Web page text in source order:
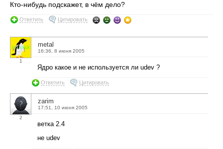
Кто-нибудь подскажет, в чём дело?
Ответить Цитировать
1
metal
16:36, 8 июня 2005
Ядро какое и не используется ли udev ?
Ответить Цитировать
2
zarim
17:51, 10 июня 2005
ветка 2.4
не udev